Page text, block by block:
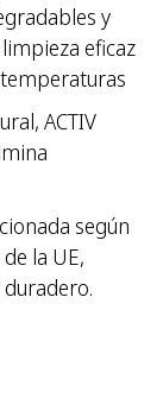
y
eficaz
ACTIV
según
la UE,